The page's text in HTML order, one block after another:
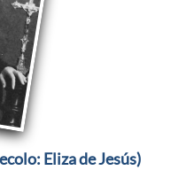
Eliza de Jesús)